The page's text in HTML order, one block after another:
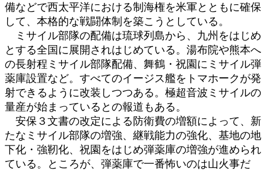
備などで西太平洋における制海権を米軍とともに確保
して、本格的な戦闘体制を築こうとしている。
ミサイル部隊の配備は琉球列島から、九州をはじめ
とする全国に展開されはじめている。湯布院や熊本へ
の長射程ミサイル部隊配備、舞鶴・祝園にミサイル弾
薬庫設置など。すべてのイージス艦をトマホークが発
射できるように改装しつつある。極超音波ミサイルの
量産が始まっているとの報道もある。
安保３文書の改定による防衛費の増額によって、新
たなミサイル部隊の増強、継戦能力の強化、基地の地
下化・強靭化、祝園をはじめ弾薬庫の増強が進められ
ている。ところが、弾薬庫で一番怖いのは山火事だ